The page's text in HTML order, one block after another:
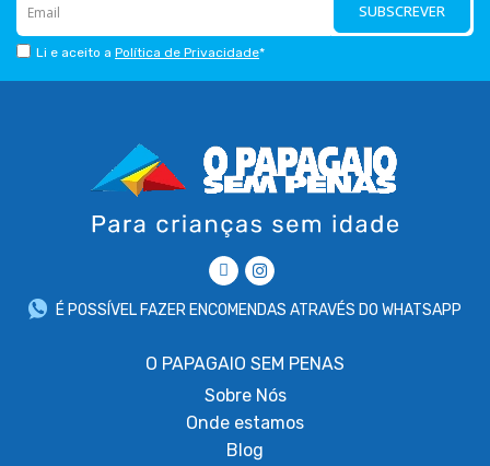
SUBSCREVER
Li e aceito a Política de Privacidade*
É POSSÍVEL FAZER ENCOMENDAS ATRAVÉS DO WHATSAPP
O PAPAGAIO SEM PENAS
Sobre Nós
Onde estamos
Blog